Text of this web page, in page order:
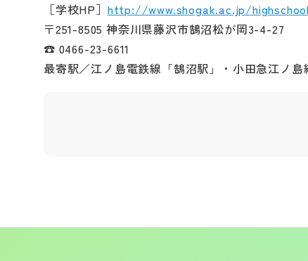
［学校HP］ http://www.shogak.ac.jp/
〒251-8505 神奈川県藤沢市鵠沼松が岡3-4-27
☎ 0466-23-6611
最寄駅／江ノ島電鉄線「鵠沼駅」・小田急江ノ島